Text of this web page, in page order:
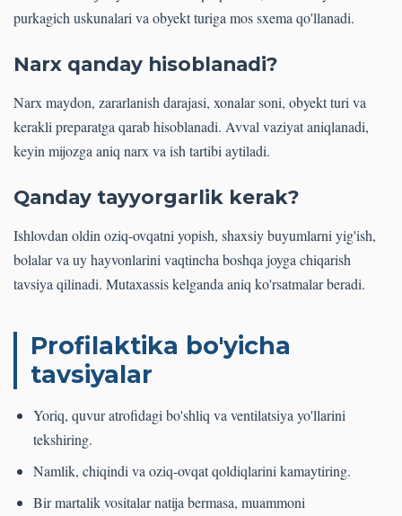
purkagich uskunalari va obyekt turiga mos sxema qo'llanadi.
Narx qanday hisoblanadi?
Narx maydon, zararlanish darajasi, xonalar soni, obyekt turi va
kerakli preparatga qarab hisoblanadi. Avval vaziyat aniqlanadi,
keyin mijozga aniq narx va ish tartibi aytiladi.
Qanday tayyorgarlik kerak?
Ishlovdan oldin oziq-ovqatni yopish, shaxsiy buyumlarni yig'ish,
bolalar va uy hayvonlarini vaqtincha boshqa joyga chiqarish
tavsiya qilinadi. Mutaxassis kelganda aniq ko'rsatmalar beradi.
Profilaktika bo'yicha
tavsiyalar
Yoriq, quvur atrofidagi bo'shliq va ventilatsiya yo'llarini
tekshiring.
Namlik, chiqindi va oziq-ovqat qoldiqlarini kamaytiring.
Bir martalik vositalar natija bermasa, muammoni